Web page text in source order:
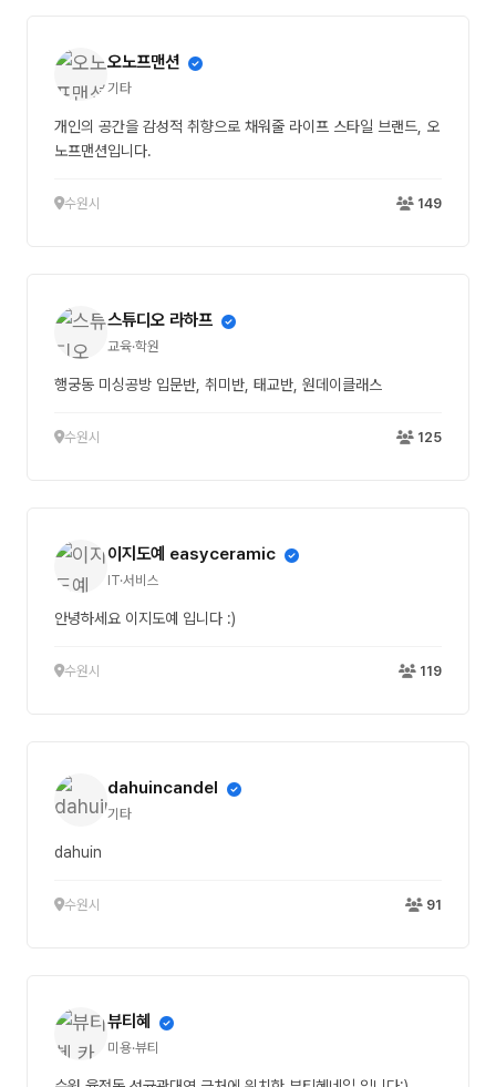
오노프맨션
기타
개인의 공간을 감성적 취향으로 채워줄 라이프 스타일 브랜드, 오
노프맨션입니다.
수원시 149
스튜디오 라하프
교육·학원
행궁동 미싱공방 입문반, 취미반, 태교반, 원데이클래스
수원시 125
이지도예 easyceramic
IT·서비스
안녕하세요 이지도예 입니다 :)
수원시 119
dahuincandel
기타
dahuin
수원시 91
뷰티혜
미용·뷰티